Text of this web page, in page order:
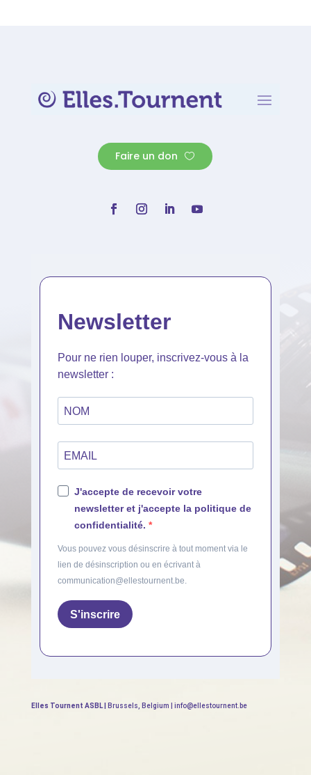
Faire un don
Newsletter
Pour ne rien louper, inscrivez-vous à la
newsletter :
J'accepte de recevoir votre
newsletter et j'accepte la politique de
confidentialité.
Vous pouvez vous désinscrire à tout moment via le
lien de désinscription ou en écrivant à
communication@ellestournent.be.
S'inscrire
Elles Tournent ASBL | Brussels, Belgium | info@ellestournent.be